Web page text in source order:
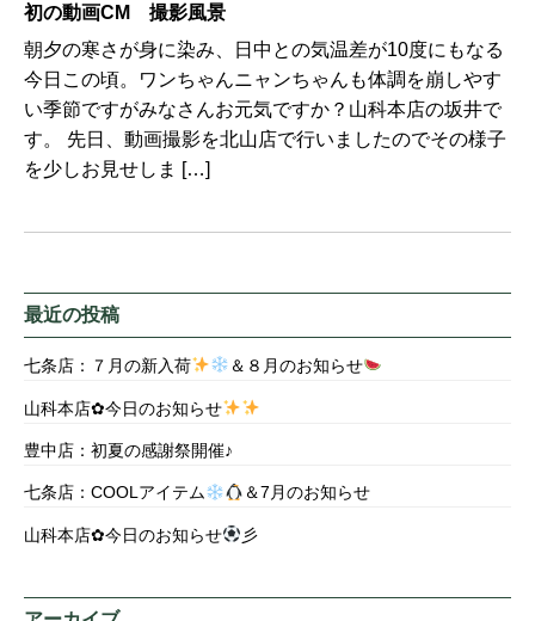
初の動画CM 撮影風景
朝夕の寒さが身に染み、日中との気温差が10度にもなる
今日この頃。ワンちゃんニャンちゃんも体調を崩しやす
い季節ですがみなさんお元気ですか？山科本店の坂井で
す。 先日、動画撮影を北山店で行いましたのでその様子
を少しお見せしま […]
最近の投稿
七条店：７月の新入荷 ＆８月のお知らせ
山科本店✿今日のお知らせ
豊中店：初夏の感謝祭開催♪
七条店：COOLアイテム ＆7月のお知らせ
山科本店✿今日のお知らせ 彡